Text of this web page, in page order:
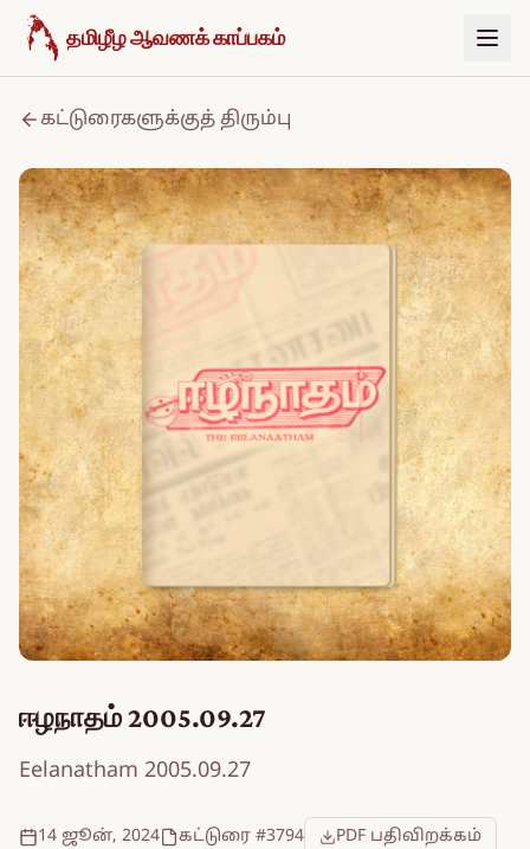
உள்ளடக்கத்திற்குச் செல்க
தமிழீழ ஆவணக் காப்பகம்
கட்டுரைகளுக்குத் திரும்பு
ஈழநாதம் 2005.09.27
Eelanatham 2005.09.27
14 ஜூன், 2024 கட்டுரை #3794
PDF பதிவிறக்கம்